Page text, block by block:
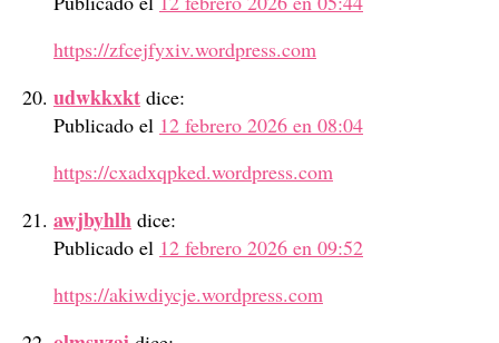
https://zfcejfyxiv.wordpress.com
udwkkxkt dice:
Publicado el 12 febrero 2026 en 08:04
https://cxadxqpked.wordpress.com
awjbyhlh dice:
Publicado el 12 febrero 2026 en 09:52
https://akiwdiycje.wordpress.com